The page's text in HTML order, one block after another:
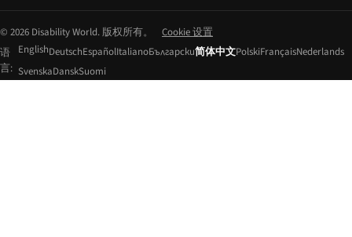
© 2026 Disability World. 版权所有。
Cookie 设置
语
言:
EnglishDeutschEspañolItalianoБългарски简体中文PolskiFrançaisNederlands
SvenskaDanskSuomi